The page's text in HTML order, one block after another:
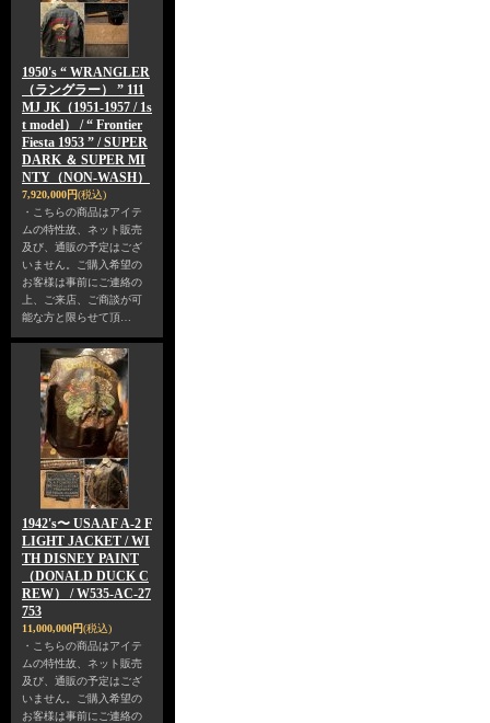
1950's “ WRANGLER
（ラングラー） ” 111
MJ JK（1951-1957 / 1s
t model） / “ Frontier
Fiesta 1953 ” / SUPER
DARK ＆ SUPER MI
NTY（NON-WASH）
7,920,000円(税込)
・こちらの商品はアイテ
ムの特性故、ネット販売
及び、通販の予定はござ
いません。ご購入希望の
お客様は事前にご連絡の
上、ご来店、ご商談が可
能な方と限らせて頂…
1942's〜 USAAF A-2 F
LIGHT JACKET / WI
TH DISNEY PAINT
（DONALD DUCK C
REW） / W535-AC-27
753
11,000,000円(税込)
・こちらの商品はアイテ
ムの特性故、ネット販売
及び、通販の予定はござ
いません。ご購入希望の
お客様は事前にご連絡の